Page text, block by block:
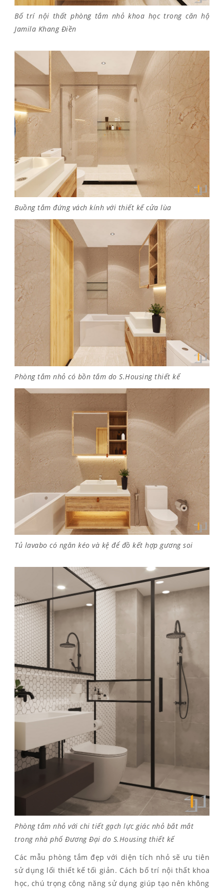
Bố trí nội thất phòng tắm nhỏ khoa học trong căn hộ
Jamila Khang Điền
Buồng tắm đứng vách kính với thiết kế cửa lùa
Phòng tắm nhỏ có bồn tắm do S.Housing thiết kế
Tủ lavabo có ngăn kéo và kệ để đồ kết hợp gương soi
Phòng tắm nhỏ với chi tiết gạch lực giác nhỏ bắt mắt
trong nhà phố Đương Đại do S.Housing thiết kế
Các mẫu phòng tắm đẹp với diện tích nhỏ sẽ ưu tiên
sử dụng lối thiết kế tối giản. Cách bố trí nội thất khoa
học, chú trọng công năng sử dụng giúp tạo nên không